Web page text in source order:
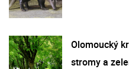
Olomoucký
stromy a